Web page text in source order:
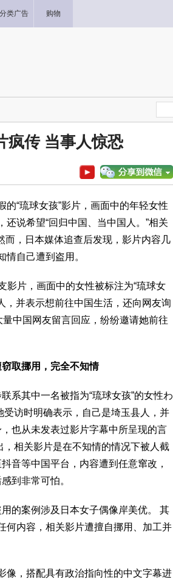
分类广告 购物
疯传 当事人惊恐
“琉球女孩”影片，画面中的年轻女性
说希望“回归中国、当中国人。”相关
而，日本媒体追查后发现，影片内容几
自己遭到盗用。
影片，画面中的女性被标注为“琉球女
，并表示想前往中国生活，还向网友询
中国网友留言回应，纷纷邀请她前往
取挪用，完全不知情
系其中一名被指为“琉球女孩”的女性わ
受访时明确表示，自己是埼玉县人，并
也从未发表过影片字幕中所呈现的言
，相关影片是在不知情的情况下被人截
音等中国平台，内容遭到任意窜改，
到非常可怕。
用的案例涉及日本女子偶像岸美优。 其
何内容，相关影片遭擅自挪用、加工并
像，搭配具有政治指向性的中文字幕进